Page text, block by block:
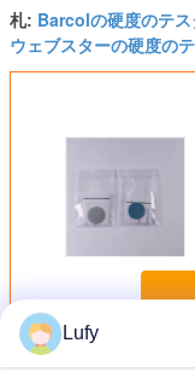
札: Barcolの硬度のテ
ウェブスターの硬度の
多くポータブル硬度
Lufy